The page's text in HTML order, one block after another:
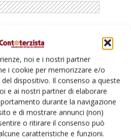
noi e i nostri partner
i cookie per memorizzare e/o
dispositivo. Il consenso a queste
e ai nostri partner di elaborare
durante la navigazione
e di mostrare annunci (non)
o ritirare il consenso può
caratteristiche e funzioni.
e Prodotti
cercare un'azienda o un
prodotto!
Cerca adesso